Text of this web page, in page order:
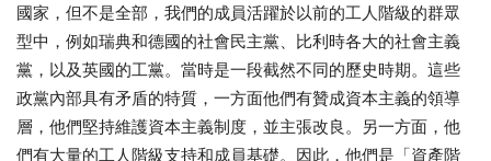
國家，但不是全部，我們的成員活躍於以前的工人階級的群眾
型中，例如瑞典和德國的社會民主黨、比利時各大的社會主義
黨，以及英國的工黨。當時是一段截然不同的歷史時期。這些
政黨內部具有矛盾的特質，一方面他們有贊成資本主義的領導
層，他們堅持維護資本主義制度，並主張改良。另一方面，他
們有大量的工人階級支持和成員基礎。因此，他們是「資產階